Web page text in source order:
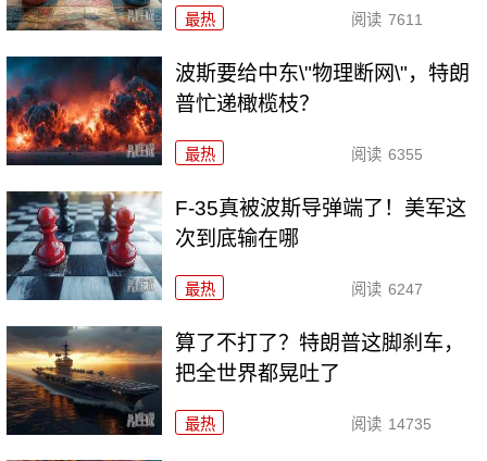
最热 阅读 7611
波斯要给中东\"物理断网\"，特朗
普忙递橄榄枝？
最热 阅读 6355
F-35真被波斯导弹端了！美军这
次到底输在哪
最热 阅读 6247
算了不打了？特朗普这脚刹车，
把全世界都晃吐了
最热 阅读 14735